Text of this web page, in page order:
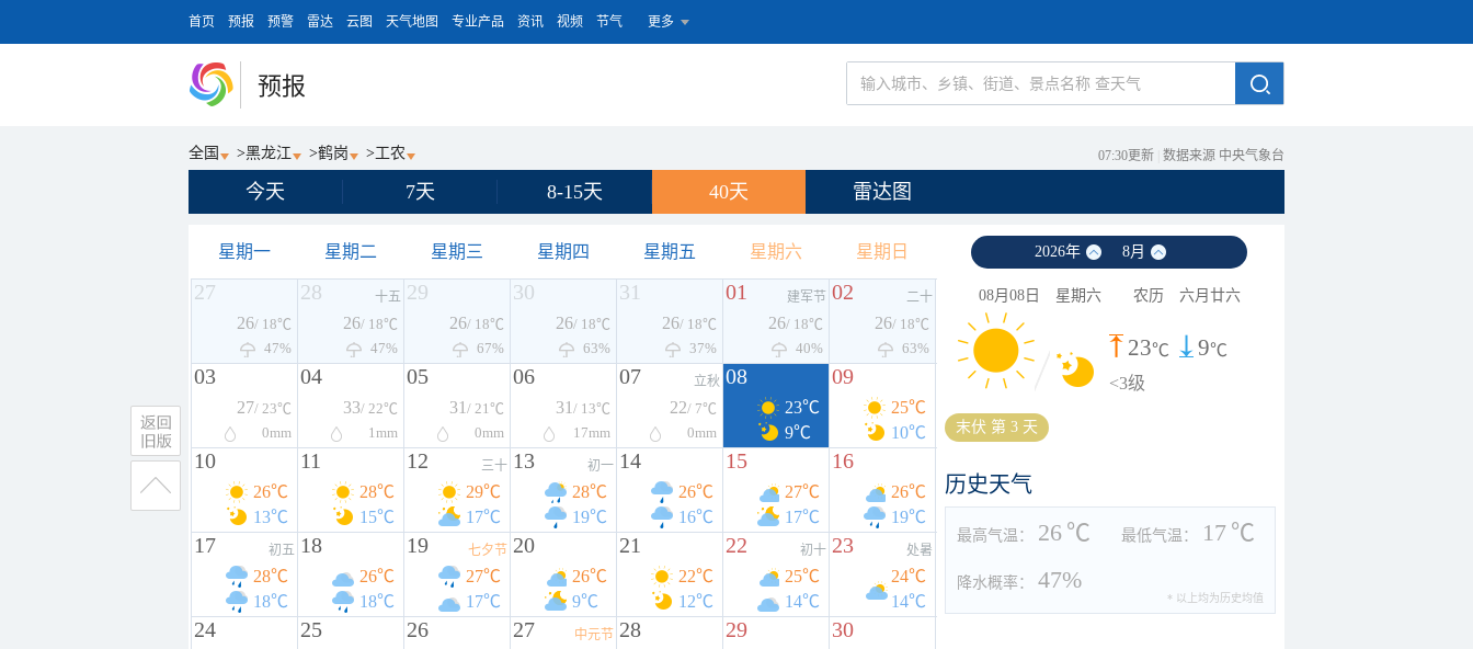
首页 预报 预警 雷达 云图 天气地图 专业产品 资讯 视频 节气 更多
预报
全国 >黑龙江 >鹤岗 >工农 07:30更新 数据来源 中央气象台
今天 7天 8-15天 40天 雷达图
星期一 星期二 星期三 星期四 星期五 星期六 星期日
27
26/ 18℃
47%
28 十五
26/ 18℃
47%
29
26/ 18℃
67%
30
26/ 18℃
63%
31
26/ 18℃
37%
01 建军节
26/ 18℃
40%
02 二十
26/ 18℃
63%
03
27/ 23℃
0mm
04
33/ 22℃
1mm
05
31 / 21℃
0mm
06
31 / 13℃
17mm
07 立秋
22/ 7℃
0mm
08
23℃
9℃
09
25℃
10℃
10
26℃
13℃
11
28℃
15℃
12 三十
29℃
17℃
13 初一
28℃
19℃
14
26℃
16℃
15
27℃
17℃
16
26℃
19℃
17 初五
28℃
18℃
18
26℃
18℃
19 七夕节
27℃
17℃
20
26℃
9℃
21
22℃
12℃
22 初十
25℃
14℃
23 处暑
24℃
14℃
24 25 26 27 中元节 28 29 30
2026年 8月
08月08日 星期六 农历 六月廿六
23℃ 9℃
<3级
末伏 第 3 天
历史天气
最高气温： 26 ℃ 最低气温： 17 ℃
降水概率： 47%
* 以上均为历史均值